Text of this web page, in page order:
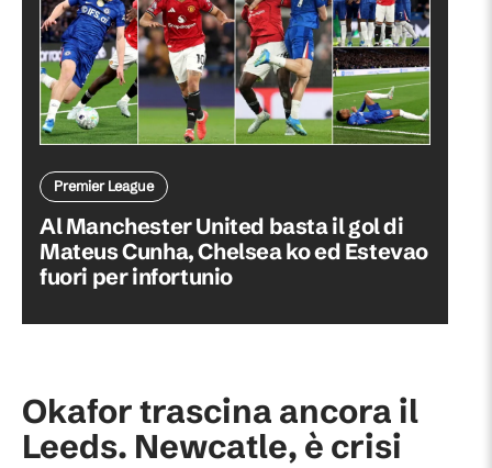
Premier League
Al Manchester United basta il gol di
Mateus Cunha, Chelsea ko ed Estevao
fuori per infortunio
Okafor trascina ancora il
Leeds. Newcatle, è crisi